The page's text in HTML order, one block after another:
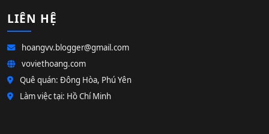
LIÊN HỆ
hoangvv.blogger@gmail.com
voviethoang.com
Quê quán: Đông Hòa, Phú Yên
Làm việc tại: Hồ Chí Minh